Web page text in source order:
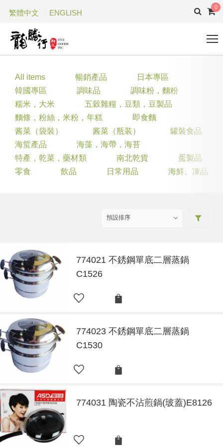
繁體中文 ENGLISH
0
All items 暢銷產品
日本專區
韓國專區
調味品
調味粉，麵粉
糯米，大米
五穀雜糧，豆類，豆製品
麵條，粉絲，米粉，年糕
即食麵
酱菜（袋裝）
酱菜（瓶装）
罐裝食品
海蜇產品
海藻，海帶，海苔
特產，乾菜，藥材類
南北乾貨
蛋製品
零食
飲品 日常用品 海鮮、凍品
774021 不銹鋼單底二層蒸鍋
C1526
774023 不銹鋼單底二層蒸鍋
C1530
774031 陶瓷不沾煎鍋(玻蓋)E8126